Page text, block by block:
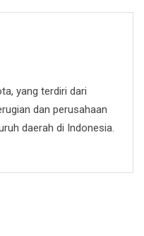
yang terdiri dari
dan perusahaan
daerah di Indonesia.